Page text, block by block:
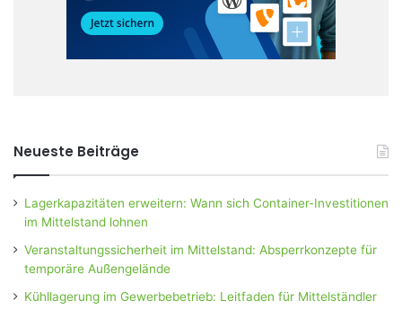
Neueste Beiträge
Lagerkapazitäten erweitern: Wann sich Container-Investitionen
im Mittelstand lohnen
Veranstaltungssicherheit im Mittelstand: Absperrkonzepte für
temporäre Außengelände
Kühllagerung im Gewerbebetrieb: Leitfaden für Mittelständler